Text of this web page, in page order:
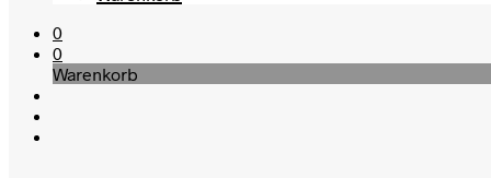
0
0
Warenkorb